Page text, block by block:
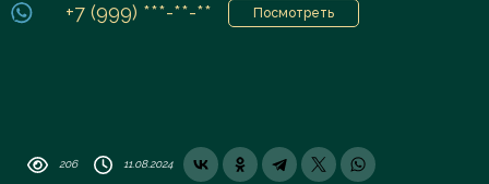
+7 (999) ***-**-**
Посмотреть
206 11.08.2024